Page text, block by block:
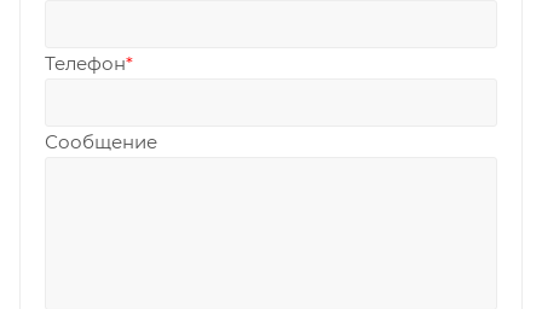
Телефон*
Сообщение